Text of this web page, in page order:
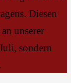
Diesen
unserer
sondern